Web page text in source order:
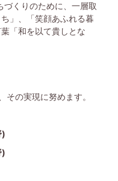
くりのために、一層取
」、「笑顔あふれる暮
「和を以て貴しとな
の実現に努めます。
)
)